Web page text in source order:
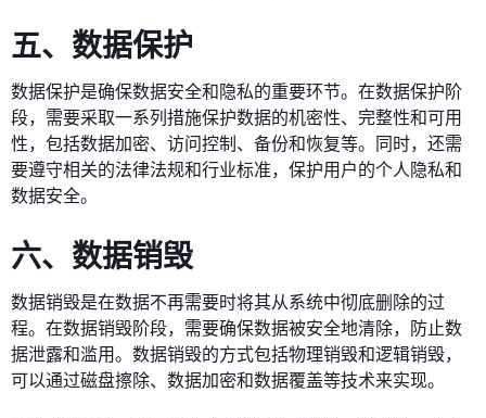
五、数据保护
数据保护是确保数据安全和隐私的重要环节。在数据保护阶
段，需要采取一系列措施保护数据的机密性、完整性和可用
性，包括数据加密、访问控制、备份和恢复等。同时，还需
要遵守相关的法律法规和行业标准，保护用户的个人隐私和
数据安全。
六、数据销毁
数据销毁是在数据不再需要时将其从系统中彻底删除的过
程。在数据销毁阶段，需要确保数据被安全地清除，防止数
据泄露和滥用。数据销毁的方式包括物理销毁和逻辑销毁，
可以通过磁盘擦除、数据加密和数据覆盖等技术来实现。